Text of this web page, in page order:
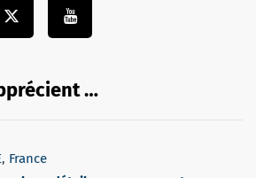
…
, France